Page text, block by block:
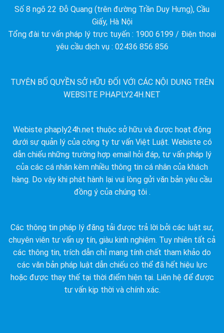
Số 8 ngõ 22 Đỗ Quang (trên đường Trần Duy Hưng), Cầu
Giấy, Hà Nội
Tổng đài tư vấn pháp lý trực tuyến : 1900 6199 / Điện thoại
yêu cầu dịch vụ : 02436 856 856
TUYÊN BỐ QUYỀN SỞ HỮU ĐỐI VỚI CÁC NỘI DUNG TRÊN
WEBSITE PHAPLY24H.NET
Webiste phaply24h.net thuộc sở hữu và được hoạt động
dưới sự quản lý của công ty tư vấn Việt Luật. Webiste có
dẫn chiếu những trường hợp email hỏi đáp, tư vấn pháp lý
của các cá nhân kèm nhiều thông tin cá nhân của khách
hàng. Do vậy khi phát hành lại vui lòng gửi văn bản yêu cầu
đồng ý của chúng tôi .
Các thông tin pháp lý đăng tải được trả lời bởi các luật sư,
chuyên viên tư vấn uy tín, giàu kinh nghiệm. Tuy nhiên tất cả
các thông tin, trích dẫn chỉ mang tính chất tham khảo do
các văn bản pháp luật dẫn chiếu có thể đã hết hiệu lực
hoặc được thay thế tại thời điểm hiện tại. Liên hệ để được
tư vấn kịp thời và chính xác.